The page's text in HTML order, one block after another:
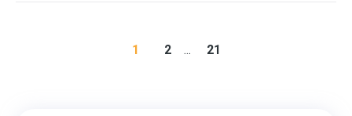
1 2 ... 21